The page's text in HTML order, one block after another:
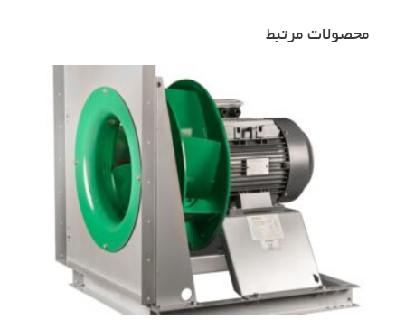
محصولات مرتبط